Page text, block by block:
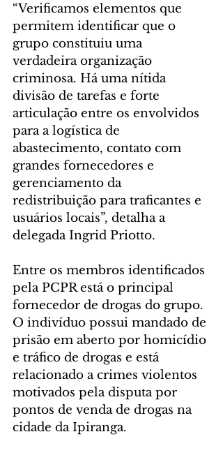
“Verificamos elementos que
permitem identificar que o
grupo constituiu uma
verdadeira organização
criminosa. Há uma nítida
divisão de tarefas e forte
articulação entre os envolvidos
para a logística de
abastecimento, contato com
grandes fornecedores e
gerenciamento da
redistribuição para traficantes e
usuários locais”, detalha a
delegada Ingrid Priotto.
Entre os membros identificados
pela PCPR está o principal
fornecedor de drogas do grupo.
O indivíduo possui mandado de
prisão em aberto por homicídio
e tráfico de drogas e está
relacionado a crimes violentos
motivados pela disputa por
pontos de venda de drogas na
cidade da Ipiranga.